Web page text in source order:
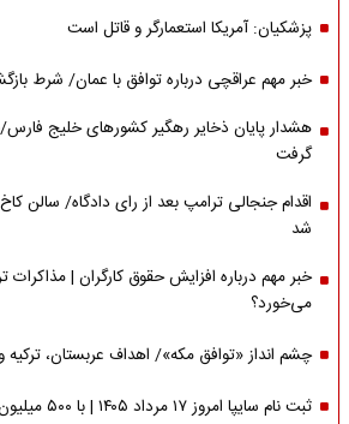
پزشکیان: آمریکا استعمارگر و قاتل است
خبر مهم عراقچی درباره توافق با عمان/ شرط
هشدار پایان ذخایر رهگیر کشورهای خلیج فارس/
گرفت
اقدام جنجالی ترامپ بعد از رای دادگاه/ سالن
شد
خبر مهم درباره افزایش حقوق کارگران | مذاکرات
می‌خورد؟
چشم انداز «توافق مکه»/ اهداف عربستان،
ثبت نام سایپا امروز ۱۷ مرداد ۱۴۰۵ | با ۵۰۰ میلیون کوییک S بخرید